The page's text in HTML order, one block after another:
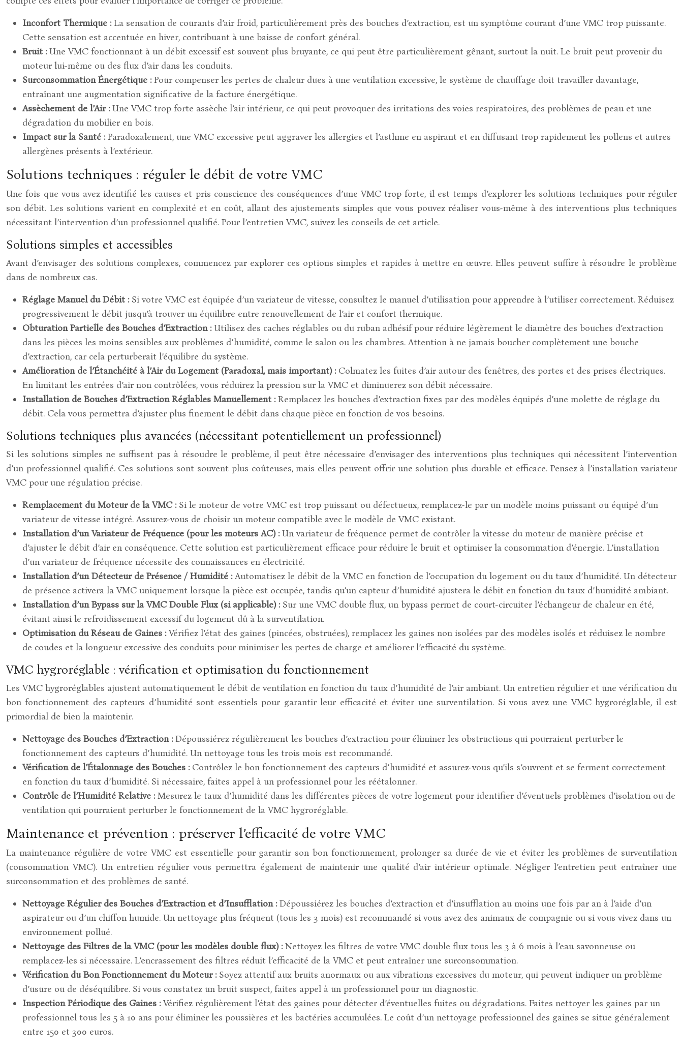
Inconfort Thermique :La sensation de courants d’air froid, particulièrement près des bouches d’extraction, est un symptôme courant d’une VMC trop puissante.
Cette sensation est accentuée en hiver, contribuant à une baisse de confort général.
Bruit :Une VMC fonctionnant à un débit excessif est souvent plus bruyante, ce qui peut être particulièrement gênant, surtout la nuit. Le bruit peut provenir du
moteur lui-même ou des flux d’air dans les conduits.
Surconsommation Énergétique :Pour compenser les pertes de chaleur dues à une ventilation excessive, le système de chauffage doit travailler davantage,
entraînant une augmentation significative de la facture énergétique.
Assèchement de l’Air :Une VMC trop forte assèche l’air intérieur, ce qui peut provoquer des irritations des voies respiratoires, des problèmes de peau et une
dégradation du mobilier en bois.
Impact sur la Santé :Paradoxalement, une VMC excessive peut aggraver les allergies et l’asthme en aspirant et en diffusant trop rapidement les pollens et autres
allergènes présents à l’extérieur.
Solutions techniques : réguler le débit de votre VMC
Une fois que vous avez identifié les causes et pris conscience des conséquences d’une VMC trop forte, il est temps d’explorer les solutions techniques pour réguler
son débit. Les solutions varient en complexité et en coût, allant des ajustements simples que vous pouvez réaliser vous-même à des interventions plus techniques
nécessitant l’intervention d’un professionnel qualifié. Pour l’entretien VMC, suivez les conseils de cet article.
Solutions simples et accessibles
Avant d’envisager des solutions complexes, commencez par explorer ces options simples et rapides à mettre en œuvre. Elles peuvent suffire à résoudre le problème
dans de nombreux cas.
Réglage Manuel du Débit : Si votre VMC est équipée d’un variateur de vitesse, consultez le manuel d’utilisation pour apprendre à l’utiliser correctement. Réduisez
progressivement le débit jusqu’à trouver un équilibre entre renouvellement de l’air et confort thermique.
Obturation Partielle des Bouches d’Extraction :Utilisez des caches réglables ou du ruban adhésif pour réduire légèrement le diamètre des bouches d’extraction
dans les pièces les moins sensibles aux problèmes d’humidité, comme le salon ou les chambres. Attention à ne jamais boucher complètement une bouche
d’extraction, car cela perturberait l’équilibre du système.
Amélioration de l’Étanchéité à l’Air du Logement (Paradoxal, mais important) : Colmatez les fuites d’air autour des fenêtres, des portes et des prises électriques.
En limitant les entrées d’air non contrôlées, vous réduirez la pression sur la VMC et diminuerez son débit nécessaire.
Installation de Bouches d’Extraction Réglables Manuellement :Remplacez les bouches d’extraction fixes par des modèles équipés d’une molette de réglage du
débit. Cela vous permettra d’ajuster plus finement le débit dans chaque pièce en fonction de vos besoins.
Solutions techniques plus avancées (nécessitant potentiellement un professionnel)
Si les solutions simples ne suffisent pas à résoudre le problème, il peut être nécessaire d’envisager des interventions plus techniques qui nécessitent l’intervention
d’un professionnel qualifié. Ces solutions sont souvent plus coûteuses, mais elles peuvent offrir une solution plus durable et efficace. Pensez à l’installation variateur
VMC pour une régulation précise.
Remplacement du Moteur de la VMC : Si le moteur de votre VMC est trop puissant ou défectueux, remplacez-le par un modèle moins puissant ou équipé d’un
variateur de vitesse intégré. Assurez-vous de choisir un moteur compatible avec le modèle de VMC existant.
Installation d’un Variateur de Fréquence (pour les moteurs AC) :Un variateur de fréquence permet de contrôler la vitesse du moteur de manière précise et
d’ajuster le débit d’air en conséquence. Cette solution est particulièrement efficace pour réduire le bruit et optimiser la consommation d’énergie. L’installation
d’un variateur de fréquence nécessite des connaissances en électricité.
Installation d’un Détecteur de Présence / Humidité :Automatisez le débit de la VMC en fonction de l’occupation du logement ou du taux d’humidité. Un détecteur
de présence activera la VMC uniquement lorsque la pièce est occupée, tandis qu’un capteur d’humidité ajustera le débit en fonction du taux d’humidité ambiant.
Installation d’un Bypass sur la VMC Double Flux (si applicable) : Sur une VMC double flux, un bypass permet de court-circuiter l’échangeur de chaleur en été,
évitant ainsi le refroidissement excessif du logement dû à la surventilation.
Optimisation du Réseau de Gaines :Vérifiez l’état des gaines (pincées, obstruées), remplacez les gaines non isolées par des modèles isolés et réduisez le nombre
de coudes et la longueur excessive des conduits pour minimiser les pertes de charge et améliorer l’efficacité du système.
VMC hygroréglable : vérification et optimisation du fonctionnement
Les VMC hygroréglables ajustent automatiquement le débit de ventilation en fonction du taux d’humidité de l’air ambiant. Un entretien régulier et une vérification du
bon fonctionnement des capteurs d’humidité sont essentiels pour garantir leur efficacité et éviter une surventilation. Si vous avez une VMC hygroréglable, il est
primordial de bien la maintenir.
Nettoyage des Bouches d’Extraction :Dépoussiérez régulièrement les bouches d’extraction pour éliminer les obstructions qui pourraient perturber le
fonctionnement des capteurs d’humidité. Un nettoyage tous les trois mois est recommandé.
Vérification de l’Étalonnage des Bouches : Contrôlez le bon fonctionnement des capteurs d’humidité et assurez-vous qu’ils s’ouvrent et se ferment correctement
en fonction du taux d’humidité. Si nécessaire, faites appel à un professionnel pour les réétalonner.
Contrôle de l’Humidité Relative :Mesurez le taux d’humidité dans les différentes pièces de votre logement pour identifier d’éventuels problèmes d’isolation ou de
ventilation qui pourraient perturber le fonctionnement de la VMC hygroréglable.
Maintenance et prévention : préserver l’efficacité de votre VMC
La maintenance régulière de votre VMC est essentielle pour garantir son bon fonctionnement, prolonger sa durée de vie et éviter les problèmes de surventilation
(consommation VMC). Un entretien régulier vous permettra également de maintenir une qualité d’air intérieur optimale. Négliger l’entretien peut entraîner une
surconsommation et des problèmes de santé.
Nettoyage Régulier des Bouches d’Extraction et d’Insufflation :Dépoussiérez les bouches d’extraction et d’insufflation au moins une fois par an à l’aide d’un
aspirateur ou d’un chiffon humide. Un nettoyage plus fréquent (tous les 3 mois) est recommandé si vous avez des animaux de compagnie ou si vous vivez dans un
environnement pollué.
Nettoyage des Filtres de la VMC (pour les modèles double flux) :Nettoyez les filtres de votre VMC double flux tous les 3 à 6 mois à l’eau savonneuse ou
remplacez-les si nécessaire. L’encrassement des filtres réduit l’efficacité de la VMC et peut entraîner une surconsommation.
Vérification du Bon Fonctionnement du Moteur : Soyez attentif aux bruits anormaux ou aux vibrations excessives du moteur, qui peuvent indiquer un problème
d’usure ou de déséquilibre. Si vous constatez un bruit suspect, faites appel à un professionnel pour un diagnostic.
Inspection Périodique des Gaines :Vérifiez régulièrement l’état des gaines pour détecter d’éventuelles fuites ou dégradations. Faites nettoyer les gaines par un
professionnel tous les 5 à 10 ans pour éliminer les poussières et les bactéries accumulées. Le coût d’un nettoyage professionnel des gaines se situe généralement
entre 150 et 300 euros.